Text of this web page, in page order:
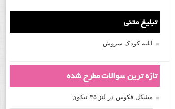
تبلیغ متنی
آتلیه کودک سروش
تازه ترین سوالات مطرح شده
مشکل فکوس در لنز ۳۵ نیکون